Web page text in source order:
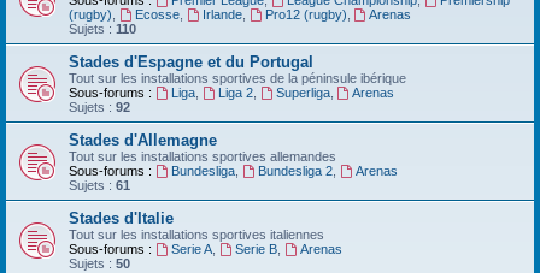
(rugby)
Ecosse, Irlande, Pro12 (rugby)
Arenas
Sujets : 110
Stades d'Espagne et du Portugal
Tout sur les installations sportives de la péninsule ibérique
Sous-forums :
Liga, Liga 2, Superliga,
Arenas
Sujets : 92
Stades d'Allemagne
Tout sur les installations sportives allemandes
Sous-forums :
Bundesliga, Bundesliga 2,
Arenas
Sujets : 61
Stades d'Italie
Tout sur les installations sportives italiennes
Sous-forums :
Serie A, Serie B,
Arenas
Sujets : 50